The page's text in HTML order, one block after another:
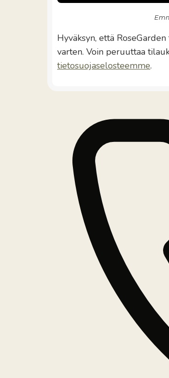
Hyväksyn, että
varten. Voin peruuttaa
tietosuojaselosteemme.